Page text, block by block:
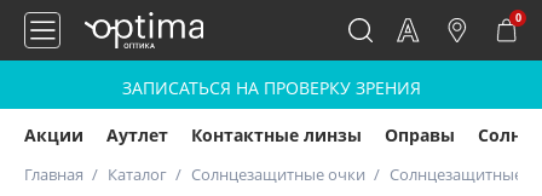
0
ЗАПИСАТЬСЯ НА ПРОВЕРКУ ЗРЕНИЯ
Акции Аутлет Контактные линзы Оправы
Главная Каталог Солнцезащитные очки Солнцезащитные